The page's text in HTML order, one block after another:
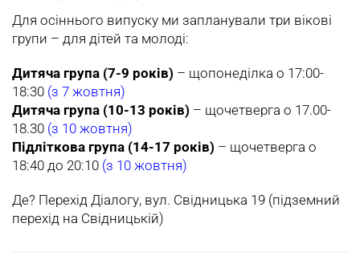
Для осіннього випуску ми запланували три вікові
групи – для дітей та молоді:
Дитяча група (7-9 років) – щопонеділка о 17:00-
18:30 (з 7 жовтня)
Дитяча група (10-13 років) – щочетверга о 17.00-
18.30 (з 10 жовтня)
Підліткова група (14-17 років) – щочетверга о
18:40 до 20:10 (з 10 жовтня)
Де? Перехід Діалогу, вул. Свідницька 19 (підземний
перехід на Свідницькій)